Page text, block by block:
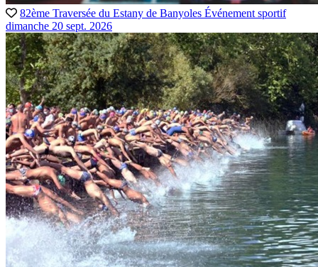
82ème Traversée du Estany de Banyoles Événement sportif
dimanche 20 sept. 2026